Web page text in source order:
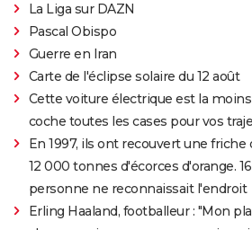
La Liga sur DAZN
Pascal Obispo
Guerre en Iran
Carte de l'éclipse solaire du 12 août
Cette voiture électrique est la
coche toutes les cases pour vos
En 1997, ils ont recouvert une friche
12 000 tonnes d'écorces d'orange.
personne ne reconnaissait l'endroit
Erling Haaland, footballeur : "Mon